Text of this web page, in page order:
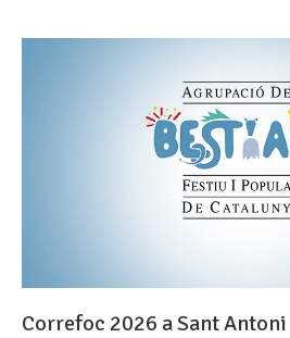
Correfoc 2026 a Sant Antoni